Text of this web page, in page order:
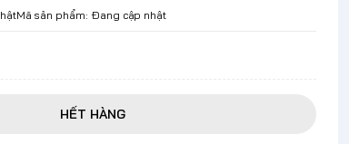
Mã sản phẩm: Đang cập nhật
HẾT HÀNG